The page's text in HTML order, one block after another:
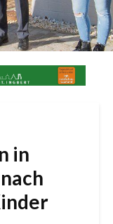
in